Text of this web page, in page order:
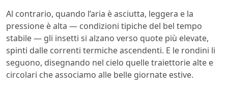
Al contrario, quando l’aria è asciutta, leggera e la
pressione è alta — condizioni tipiche del bel tempo
stabile — gli insetti si alzano verso quote più elevate,
spinti dalle correnti termiche ascendenti. E le rondini li
seguono, disegnando nel cielo quelle traiettorie alte e
circolari che associamo alle belle giornate estive.